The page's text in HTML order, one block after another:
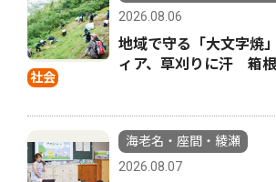
社会
2026.08.06
地域で守る「大文字焼
ィア、草刈りに汗 箱
海老名・座間・綾瀬
2026.08.07